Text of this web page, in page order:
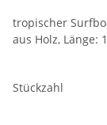
tropischer
aus Holz, Länge:
Stückzahl